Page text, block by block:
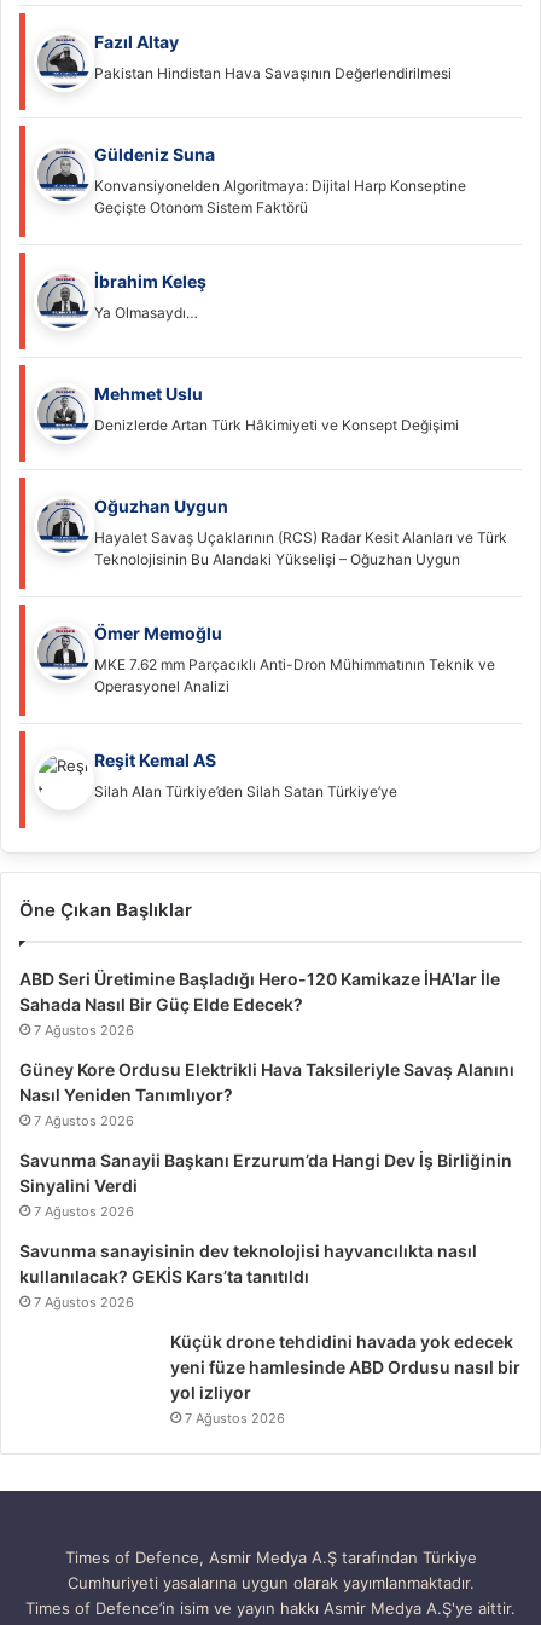
Fazıl Altay
Pakistan Hindistan Hava Savaşının Değerlendirilmesi
Güldeniz Suna
Konvansiyonelden Algoritmaya: Dijital Harp Konseptine
Geçişte Otonom Sistem Faktörü
İbrahim Keleş
Ya Olmasaydı…
Mehmet Uslu
Denizlerde Artan Türk Hâkimiyeti ve Konsept Değişimi
Oğuzhan Uygun
Hayalet Savaş Uçaklarının (RCS) Radar Kesit Alanları ve Türk
Teknolojisinin Bu Alandaki Yükselişi – Oğuzhan Uygun
Ömer Memoğlu
MKE 7.62 mm Parçacıklı Anti-Dron Mühimmatının Teknik ve
Operasyonel Analizi
Reşit Kemal AS
Silah Alan Türkiye’den Silah Satan Türkiye’ye
Öne Çıkan Başlıklar
ABD Seri Üretimine Başladığı Hero-120 Kamikaze İHA’lar İle
Sahada Nasıl Bir Güç Elde Edecek?
7 Ağustos 2026
Güney Kore Ordusu Elektrikli Hava Taksileriyle Savaş Alanını
Nasıl Yeniden Tanımlıyor?
7 Ağustos 2026
Savunma Sanayii Başkanı Erzurum’da Hangi Dev İş Birliğinin
Sinyalini Verdi
7 Ağustos 2026
Savunma sanayisinin dev teknolojisi hayvancılıkta nasıl
kullanılacak? GEKİS Kars’ta tanıtıldı
7 Ağustos 2026
Küçük drone tehdidini havada yok edecek
yeni füze hamlesinde ABD Ordusu nasıl bir
yol izliyor
7 Ağustos 2026
Times of Defence, Asmir Medya A.Ş tarafından Türkiye
Cumhuriyeti yasalarına uygun olarak yayımlanmaktadır.
Times of Defence’in isim ve yayın hakkı Asmir Medya A.Ş'ye aittir.